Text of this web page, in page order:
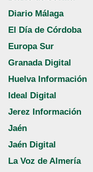
Diario Málaga
El Día de Córdoba
Europa Sur
Granada Digital
Huelva Información
Ideal Digital
Jerez Información
Jaén
Jaén Digital
La Voz de Almería